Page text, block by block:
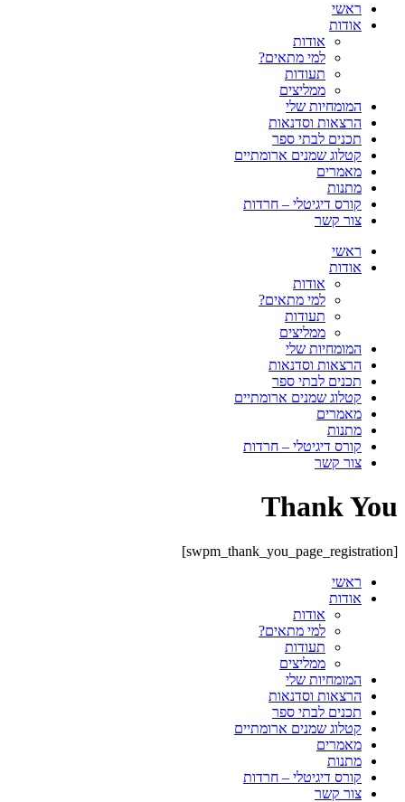
ראשי
אודות
אודות
למי מתאים?
תעודות
ממליצים
המומחיות שלי
הרצאות וסדנאות
תכנים לבתי ספר
קטלוג שמנים ארומתיים
מאמרים
מתנות
קורס דיגיטלי – חרדות
צור קשר
ראשי
אודות
אודות
למי מתאים?
תעודות
ממליצים
המומחיות שלי
הרצאות וסדנאות
תכנים לבתי ספר
קטלוג שמנים ארומתיים
מאמרים
מתנות
קורס דיגיטלי – חרדות
צור קשר
Thank You
[swpm_thank_you_page_registration]
ראשי
אודות
אודות
למי מתאים?
תעודות
ממליצים
המומחיות שלי
הרצאות וסדנאות
תכנים לבתי ספר
קטלוג שמנים ארומתיים
מאמרים
מתנות
קורס דיגיטלי – חרדות
צור קשר